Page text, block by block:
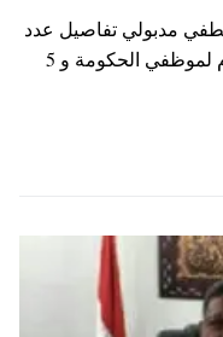
مدبولي تفاصيل عدد
ايام اجازة عيد الاضحى 2018 خمسة ايام لموظفي الحكومة و 5